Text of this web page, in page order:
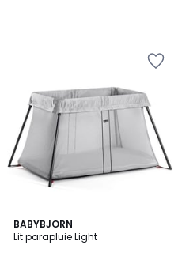
BABYBJORN
Lit parapluie Light
4,9
/ 5